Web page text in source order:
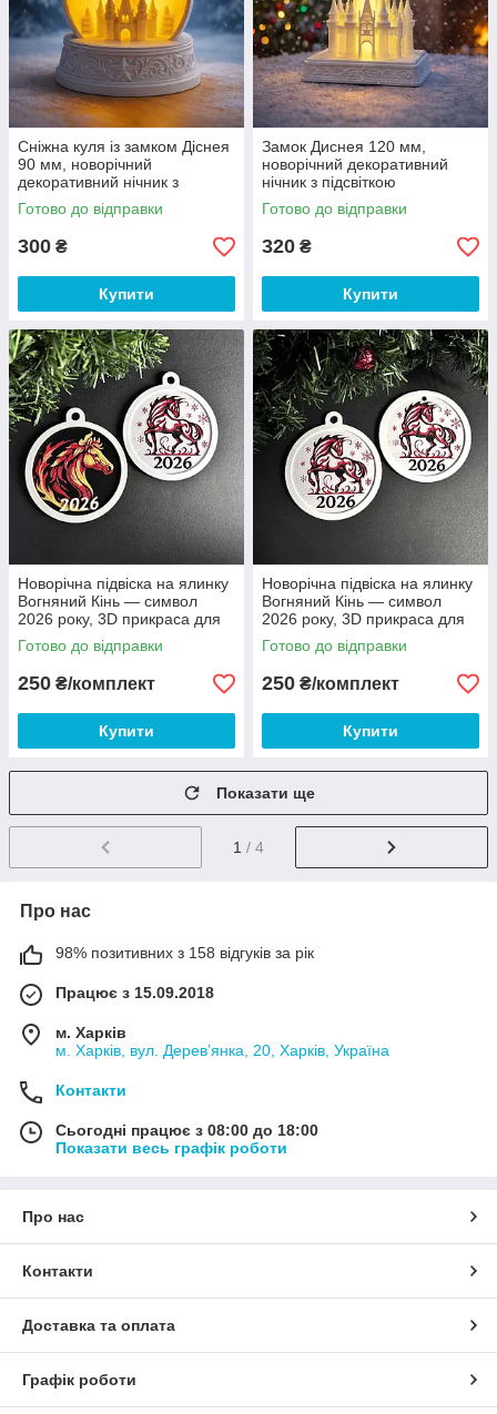
Сніжна куля із замком Діснея
90 мм, новорічний
декоративний нічник з
підсвіткою
Готово до відправки
300 ₴
Купити
Замок Диснея 120 мм,
новорічний декоративний
нічник з підсвіткою
Готово до відправки
320 ₴
Купити
Новорічна підвіска на ялинку
Вогняний Кінь — символ
2026 року, 3D прикраса для
ялинки 90мм 2шт.
Готово до відправки
250 ₴/комплект
Купити
Новорічна підвіска на ялинку
Вогняний Кінь — символ
2026 року, 3D прикраса для
ялинки 90мм 2шт.
Готово до відправки
250 ₴/комплект
Купити
Показати ще
1 / 4
Про нас
98% позитивних з 158 відгуків за рік
Працює з 15.09.2018
м. Харків
м. Харків, вул. Дерев’янка, 20, Харків, Україна
Контакти
Сьогодні працює з 08:00 до 18:00
Показати весь графік роботи
Про нас
Контакти
Доставка та оплата
Графік роботи